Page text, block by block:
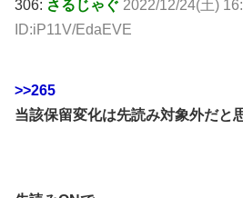
306: さるじゃぐ 2022/12/24(土)
ID:iP11V/EdaEVE
>>265
当該保留変化は先読み対象外だと